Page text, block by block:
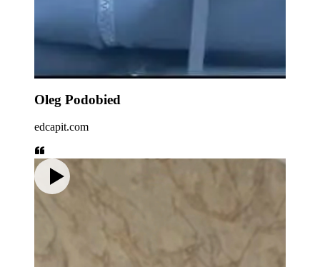
Oleg Podobied
edcapit.com